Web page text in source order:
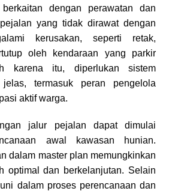
dengan perawatan dan
yang tidak dirawat dengan
kerusakan, seperti retak,
oleh kendaraan yang parkir
karena itu, diperlukan sistem
termasuk peran pengelola
aktif warga.
jalur pejalan dapat dimulai
awal kawasan hunian.
dalam master plan memungkinkan
optimal dan berkelanjutan. Selain
dalam proses perencanaan dan